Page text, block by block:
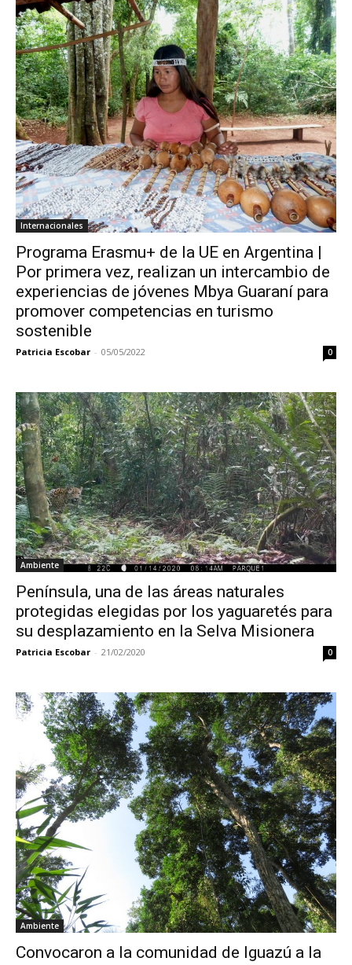
Internacionales
Programa Erasmu+ de la UE en Argentina |
Por primera vez, realizan un intercambio de
experiencias de jóvenes Mbya Guaraní para
promover competencias en turismo
sostenible
Patricia Escobar - 05/05/2022 0
Ambiente
Península, una de las áreas naturales
protegidas elegidas por los yaguaretés para
su desplazamiento en la Selva Misionera
Patricia Escobar - 21/02/2020 0
Ambiente
Convocaron a la comunidad de Iguazú a la